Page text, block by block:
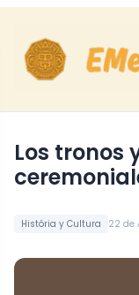
História y Cultura 22 de
Los tronos y asientos